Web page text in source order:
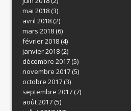
mai 2018(3)
avril 2018(2)
mars 2018(6)
février 2018(4)
janvier 2018(2)
décembre 2017(5)
novembre 2017(5)
octobre 2017(3)
septembre 2017(7)
août 2017(5)